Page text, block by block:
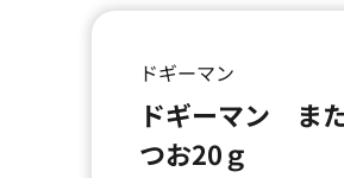
ドギーマン
ドギーマン ま
つお20ｇ